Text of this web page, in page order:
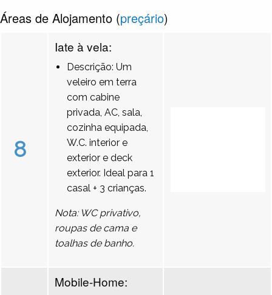
Áreas de Alojamento (preçário)
8
Iate à vela:
Descrição: Um
veleiro em terra
com cabine
privada, AC, sala,
cozinha equipada,
W.C. interior e
exterior e deck
exterior. Ideal para 1
casal + 3 crianças.
Nota: WC privativo,
roupas de cama e
toalhas de banho.
Mobile-Home: